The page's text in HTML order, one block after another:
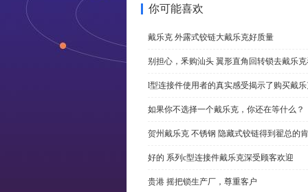
你可能喜欢
戴乐克 外露式铰链大戴乐克好质量
别担心，釆购汕头 翼形直角回转锁去戴乐
l型连接件使用者的真实感受揭示了购买戴
如果你不选择一个戴乐克，你还在等什么？
贺州戴乐克 不锈钢 隐藏式铰链得到翟总的
好的 系列c型连接件戴乐克深受顾客欢迎
贵港 摇把锁生产厂，尊重客户